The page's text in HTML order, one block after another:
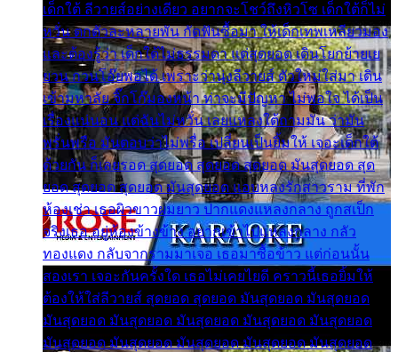
เด็กใต้ ลีวายส์อย่างเดียว อยากจะโชว์ถึงหิวโซ เด็กใต้ก็ไม่
หวั่น ตกตัวละหลายพัน กัดฟันซื้อมา ให้เด็กเทพเหลียวมอง
และต้องรู้ว่า เด็กใต้ไม่ธรรมดา แต่สุดยอด เดินโยกย้ายเย
ยวน กวนโอ๊ยพอได้ เพราะว่านุ่งลีวายส์ ตัวใหม่ใส่มา เดิน
เข้ามหาลัย จิ๊กโก๊มองหน้า ท่าจะมีปัญหา ไม่พอใจ ได้เป็น
เรื่องแน่นอน แต่ฉันไม่หวั่น เลยแหลงใต้ถามมัน ว่ามัน
พรั่นพรือ มันตอบว่าไม่พรื่อ เปลี่ยนเป็นยิ้มให้ เจอะเด็กใต้
ด้วยกัน ก็เลยรอด สุดยอด สุดยอด สุดยอด มันสุดยอด สุด
ยอด สุดยอด สุดยอด มันสุดยอด แอบหลงรักสาวราม ที่พัก
ห้องเช่า เธอผิวขาวผมยาว ปากแดงแหลงกลาง ถูกสเป็ก
จริงเธอ อยู่ห้องข้างข้าง อยากเข้าไปแหลงกลาง กลัว
ทองแดง กลับจากรามมาเจอ เธอมาซื้อข้าว แต่ก่อนนั้น
สองเรา เจอะกันครั้งใด เธอไม่เคยไยดี คราวนี้เธอยิ้มให้
ต้องให้ใส่ลีวายส์ สุดยอด สุดยอด มันสุดยอด มันสุดยอด
มันสุดยอด มันสุดยอด มันสุดยอด มันสุดยอด มันสุดยอด
มันสุดยอด มันสุดยอด มันสุดยอด มันสุดยอด มันสุดยอด